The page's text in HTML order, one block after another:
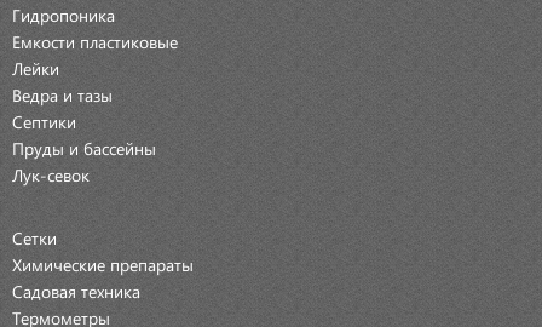
Гидропоника
Емкости пластиковые
Лейки
Ведра и тазы
Септики
Пруды и бассейны
Лук-севок
Сетки
Химические препараты
Садовая техника
Термометры